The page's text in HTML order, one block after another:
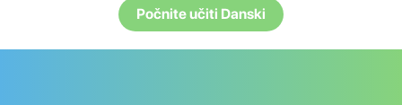
Počnite učiti Danski